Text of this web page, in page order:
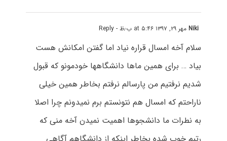
Nikiمهر ۲۹, ۱۳۹۷ at ۵:۴۶ ب٫ظ - Reply
سلام آخه امسال قراره نیاد اما گفتن امکانش هست
بیاد … برای همین ماها دانشگاهها خودمونو که قبول
شدیم نرفتیم من پارسالم نرفتم بخاطر همین خیلی
ناراحتم که امسال هم نتونستم برم نمیدونم چرا اصلا
به نطرات ما دانشجوها اهمیت نمیدن آخه منی که